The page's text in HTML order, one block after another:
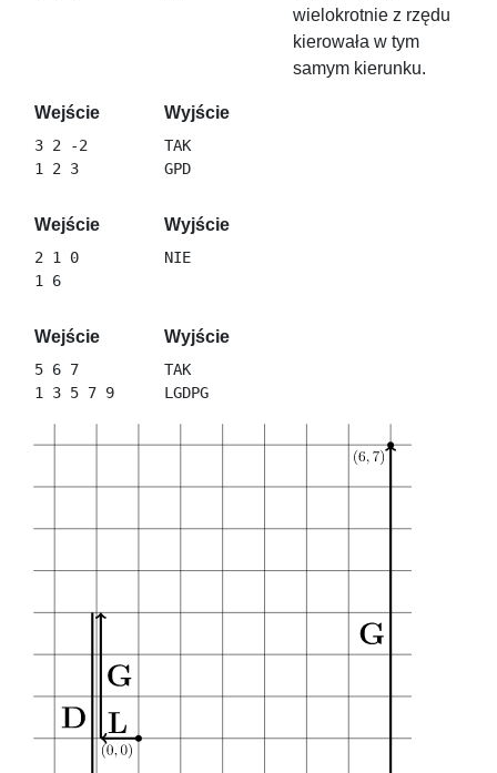
wielokrotnie z rzędu
kierowała w tym
samym kierunku.
Wejście Wyjście
3 2 -2
TAK
Wejście Wyjście
2 1 0
Wejście Wyjście
5 6 7
TAK